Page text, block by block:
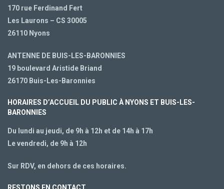
170 rue Ferdinand Fert
Les Laurons – CS 30005
26110 Nyons
ANTENNE DE BUIS-LES-BARONNIES
19 boulevard Aristide Briand
26170 Buis-Les-Baronnies
HORAIRES D’ACCUEIL DU PUBLIC À NYONS ET BUIS-LES-
BARONNIES
Du lundi au jeudi, de 9h à 12h et de 14h à 17h
Le vendredi, de 9h à 12h
Sur RDV, en dehors de ces horaires.